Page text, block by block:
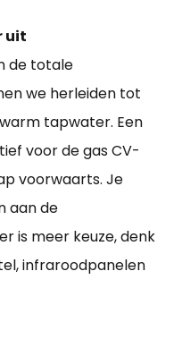
uit
de totale
we herleiden tot
tapwater. Een
voor de gas CV-
voorwaarts. Je
aan de
is meer keuze, denk
infraroodpanelen